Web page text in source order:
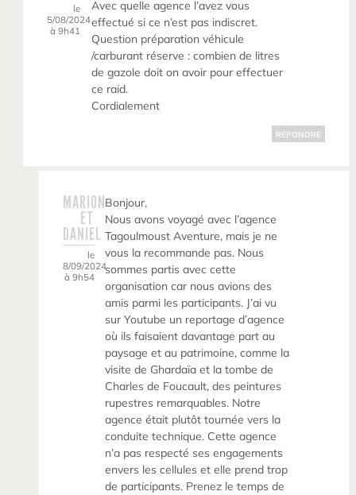
le
5/08/2024
à 9h41
Avec quelle agence l’avez vous
effectué si ce n’est pas indiscret.
Question préparation véhicule
/carburant réserve : combien de litres
de gazole doit on avoir pour effectuer
ce raid.
Cordialement
RÉPONDRE
MARION
ET
DANIEL
le
8/09/2024
à 9h54
Bonjour,
Nous avons voyagé avec l’agence
Tagoulmoust Aventure, mais je ne
vous la recommande pas. Nous
sommes partis avec cette
organisation car nous avions des
amis parmi les participants. J’ai vu
sur Youtube un reportage d’agence
où ils faisaient davantage part au
paysage et au patrimoine, comme la
visite de Ghardaïa et la tombe de
Charles de Foucault, des peintures
rupestres remarquables. Notre
agence était plutôt tournée vers la
conduite technique. Cette agence
n’a pas respecté ses engagements
envers les cellules et elle prend trop
de participants. Prenez le temps de